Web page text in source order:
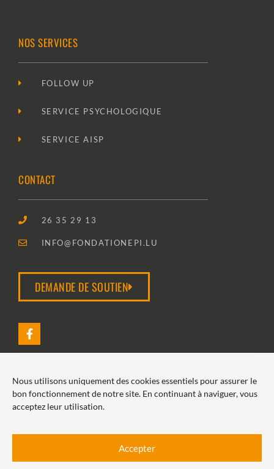
Nous utilisons uniquement des cookies essentiels pour assurer le
bon fonctionnement de notre site. En continuant à naviguer, vous
acceptez leur utilisation.
Accepter
NOS SERVICES
FOLLOW UP
SERVICE PSYCHOLOGIQUE
SERVICE AISP
CONTACT
26 35 29 13
INFO@FONDATIONEPI.LU
DEMANDE DE SOUTIEN
2026 FONDATION EPI
POLITIQUE DE CONFIDENTIALITÉ